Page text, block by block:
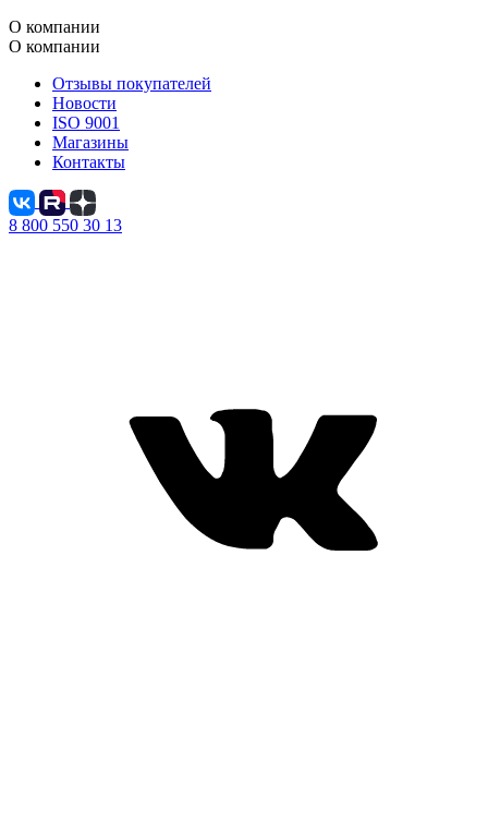
О компании
О компании
Отзывы покупателей
Новости
ISO 9001
Магазины
Контакты
8 800 550 30 13